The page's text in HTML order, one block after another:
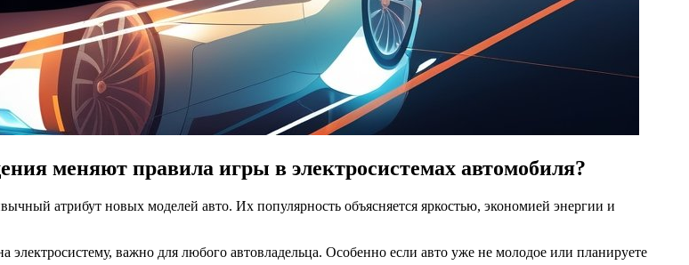
меняют правила игры в электросистемах автомобиля?
атрибут новых моделей авто. Их популярность объясняется яркостью, экономией энергии и
важно для любого автовладельца. Особенно если авто уже не молодое или планируете